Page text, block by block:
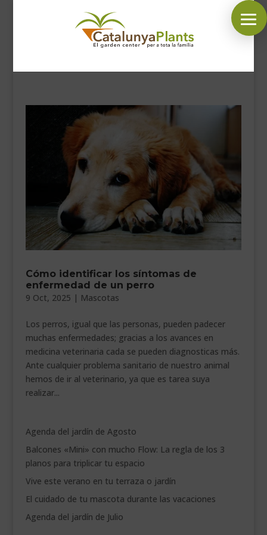
SÍGUENOS EN:
COMPLEMENTOS JARDÍN
HORARIO GARDEN
CONTACTAR
___________________________
VEURE EN CATALÀ
Cómo identificar los síntomas de
enfermedad de un perro
9 Oct, 2025 | Mascotas
Los perros, igual que las personas, pueden padecer
muchas enfermedades; gracias a los avances en
medicina veterinaria cada se pueden diagnosticas más.
Ante cualquier problema sanitario de nuestro animal
hemos de ir al veterinario, ya que es tarea suya
realizar...
Agenda del jardín de Agosto
Balcones «Mini» con mucho Flow: La regla de los 3
planos para triplicar tu espacio
Vive este verano en tu terraza o jardín
El cuidado de tu mascota durante las vacaciones
Agenda del jardín de Julio